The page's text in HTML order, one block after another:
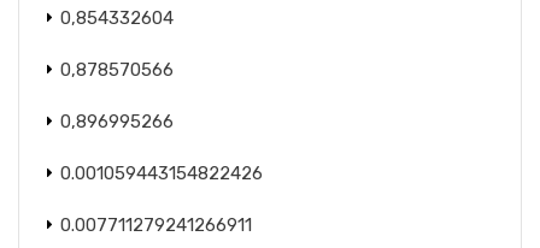
0,854332604
0,878570566
0,896995266
0.001059443154822426
0.007711279241266911